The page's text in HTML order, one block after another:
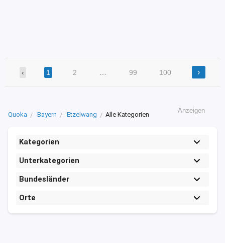
‹ 1 2 99 100 ›
Quoka Bayern Etzelwang Alle Kategorien
Kategorien
Unterkategorien
Bundesländer
Orte
Anzeigen